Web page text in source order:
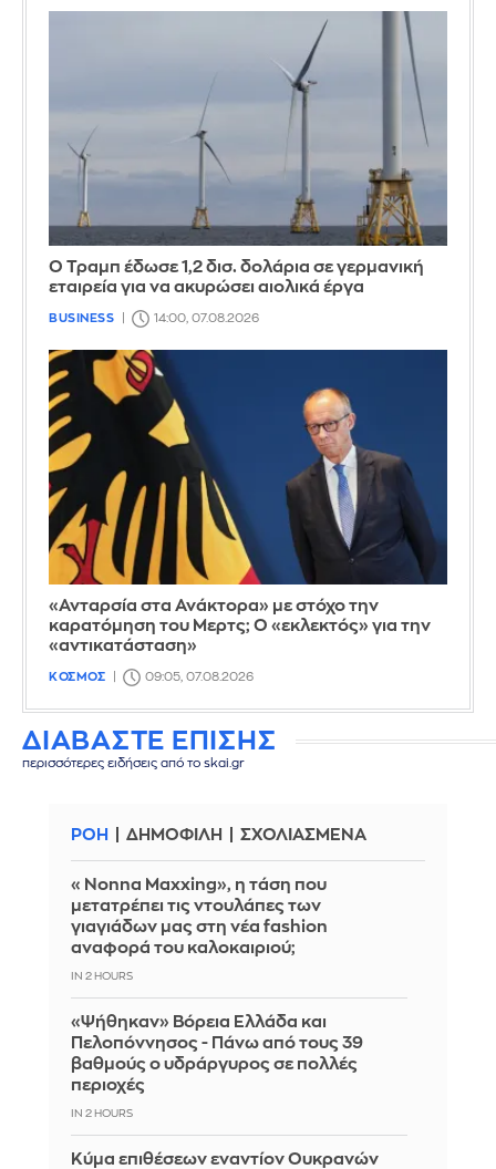
Ο Τραμπ έδωσε 1,2 δισ. δολάρια σε γερμανική
εταιρεία για να ακυρώσει αιολικά έργα
BUSINESS 14:00, 07.08.2026
«Ανταρσία στα Ανάκτορα» με στόχο την
καρατόμηση του Μερτς; Ο «εκλεκτός» για την
«αντικατάσταση»
ΚΟΣΜΟΣ 09:05, 07.08.2026
ΔΙΑΒΑΣΤΕ ΕΠΙΣΗΣ
περισσότερες ειδήσεις από το skai.gr
ΡΟΗ ΔΗΜΟΦΙΛΗ ΣΧΟΛΙΑΣΜΕΝΑ
«Nonna Maxxing», η τάση που
μετατρέπει τις ντουλάπες των
γιαγιάδων μας στη νέα fashion
αναφορά του καλοκαιριού;
IN 2 HOURS
«Ψήθηκαν» Βόρεια Ελλάδα και
Πελοπόννησος - Πάνω από τους 39
βαθμούς ο υδράργυρος σε πολλές
περιοχές
IN 2 HOURS
Κύμα επιθέσεων εναντίον Ουκρανών